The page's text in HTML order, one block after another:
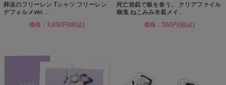
葬送のフリーレン Tシャツ フリーレン
デフォルメver. ...
価格：3,850円(税込)
死亡遊戯で飯を食う。 クリアファイル
幽鬼 ねこみみ水着メイ...
価格：550円(税込)